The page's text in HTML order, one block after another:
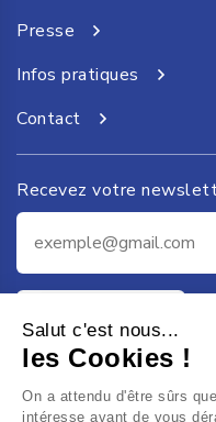
Salut c'est nous...
les Cookies !
On a attendu d'être sûrs
intéresse avant de vous
Presse
Infos pratiques
Contact
Recevez votre
Je m'inscris